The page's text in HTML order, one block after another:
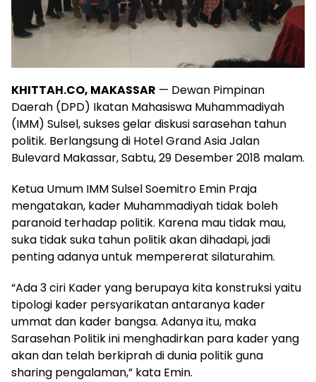
KHITTAH.CO, MAKASSAR — Dewan Pimpinan
Daerah (DPD) Ikatan Mahasiswa Muhammadiyah
(IMM) Sulsel, sukses gelar diskusi sarasehan tahun
politik. Berlangsung di Hotel Grand Asia Jalan
Bulevard Makassar, Sabtu, 29 Desember 2018 malam.
Ketua Umum IMM Sulsel Soemitro Emin Praja
mengatakan, kader Muhammadiyah tidak boleh
paranoid terhadap politik. Karena mau tidak mau,
suka tidak suka tahun politik akan dihadapi, jadi
penting adanya untuk mempererat silaturahim.
“Ada 3 ciri Kader yang berupaya kita konstruksi yaitu
tipologi kader persyarikatan antaranya kader
ummat dan kader bangsa. Adanya itu, maka
Sarasehan Politik ini menghadirkan para kader yang
akan dan telah berkiprah di dunia politik guna
sharing pengalaman,” kata Emin.